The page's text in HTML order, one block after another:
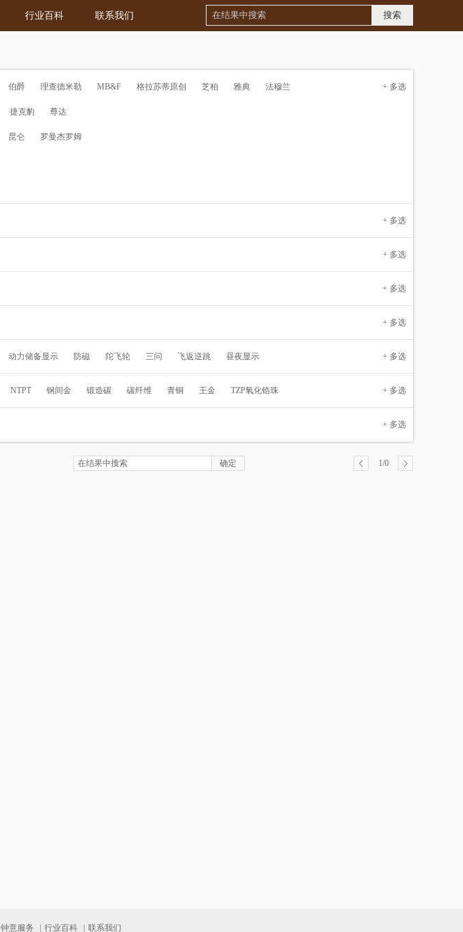
行业百科 联系我们
伯爵 理查德米勒 MB&F 格拉苏蒂原创 芝柏 雅典 法穆兰
捷克豹 尊达
昆仑 罗曼杰罗姆
+ 多选
+ 多选
+ 多选
+ 多选
+ 多选
动力储备显示 防磁 陀飞轮 三问 飞返逆跳 昼夜显示 + 多选
NTPT 钢间金 锻造碳 碳纤维 青铜 王金 TZP氧化锆珠 + 多选
+ 多选
1/0
钟意服务 行业百科 联系我们